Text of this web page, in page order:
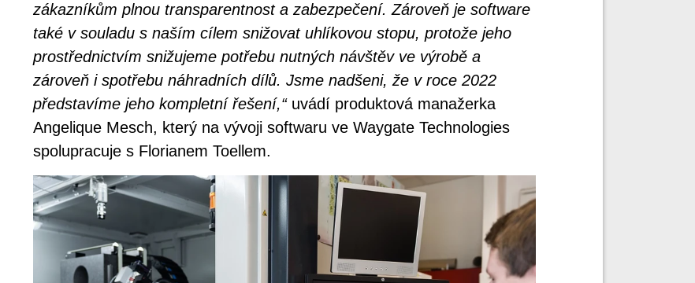
zákazníkům plnou transparentnost a zabezpečení. Zároveň je software
také v souladu s naším cílem snižovat uhlíkovou stopu, protože jeho
prostřednictvím snižujeme potřebu nutných návštěv ve výrobě a
zároveň i spotřebu náhradních dílů. Jsme nadšeni, že v roce 2022
představíme jeho kompletní řešení,“uvádí produktová manažerka
Angelique Mesch, který na vývoji softwaru ve Waygate Technologies
spolupracuje s Florianem Toellem.